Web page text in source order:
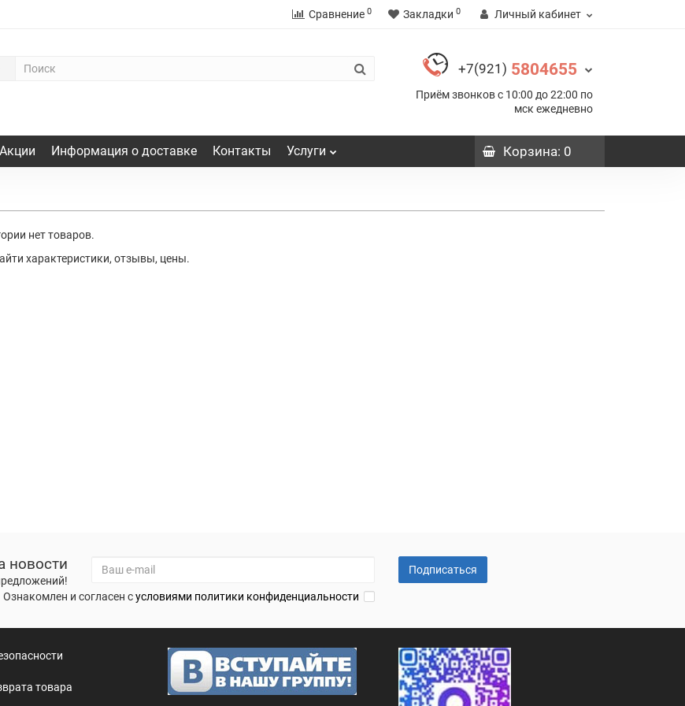
Сравнение 0 Закладки 0 Личный кабинет
+7(921) 5804655
Приём звонков с 10:00 до 22:00 по
мск ежедневно
Акции Информация о доставке Контакты Услуги Корзина: 0
нет товаров.
характеристики, отзывы, цены.
новости Подписаться
Ознакомлен и согласен сусловиями политики конфиденциальности
товара